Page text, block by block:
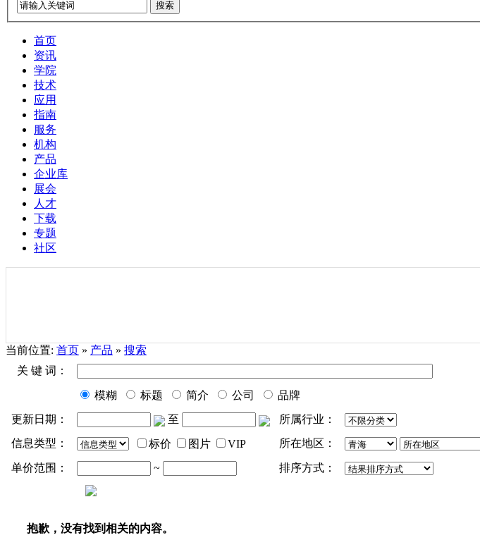
搜索
首页
资讯
学院
技术
应用
指南
服务
机构
产品
企业库
展会
人才
下载
专题
社区
当前位置: 首页 » 产品 » 搜索
关 键 词：
模糊 标题 简介 公司
品牌
更新日期：
至
所属行业：
信息类型：
标价 图片 VIP 所在地区：
单价范围： ~ 排序方式：
抱歉，没有找到相关的内容。